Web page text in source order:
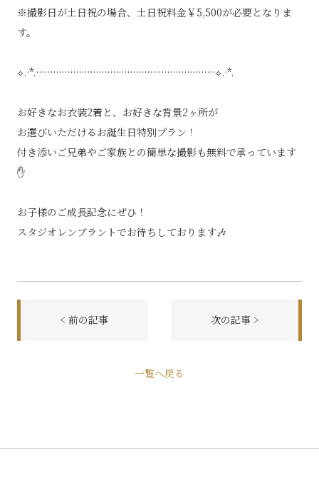
※撮影日が土日祝の場合、土日祝料金￥5,500が必要となりま
す。
⟡.·*.·······························································⟡.·*.
お好きなお衣装2着と、お好きな背景2ヶ所が
お選びいただけるお誕生日特別プラン！
付き添いご兄弟やご家族との簡単な撮影も無料で承っています
✋
お子様のご成長記念にぜひ！
スタジオレンブラントでお待ちしております🎶
< 前の記事
一覧へ戻る
次の記事 >